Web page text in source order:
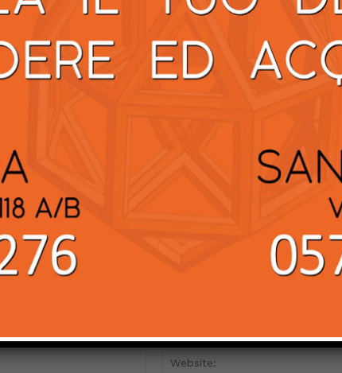
Sanità: la Lega Valtiberina passa
all’incasso. Con le istanze presentate
ha ottenuto i due nuovi medici, uno al
Email:*